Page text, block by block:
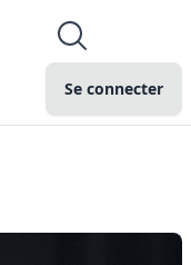
Se connecter